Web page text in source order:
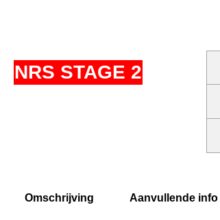
NRS STAGE 2
Omschrijving Aanvullende info